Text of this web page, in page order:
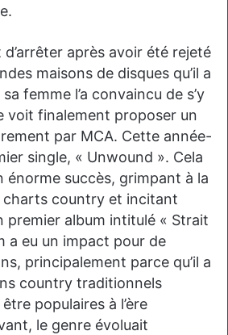
après avoir été rejeté
maisons de disques qu’il a
femme l’a convaincu de s’y
voit finalement proposer un
par MCA. Cette année-
single, « Unwound ». Cela
énorme succès, grimpant à la
charts country et incitant
premier album intitulé « Strait
a eu un impact pour de
principalement parce qu’il a
country traditionnels
populaires à l’ère
le genre évoluait